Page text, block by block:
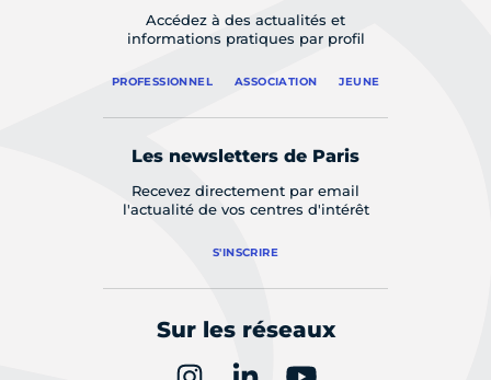
Accédez à des actualités et
informations pratiques par profil
PROFESSIONNEL ASSOCIATION JEUNE
Les newsletters de Paris
Recevez directement par email
l'actualité de vos centres d'intérêt
S'INSCRIRE
Sur les réseaux